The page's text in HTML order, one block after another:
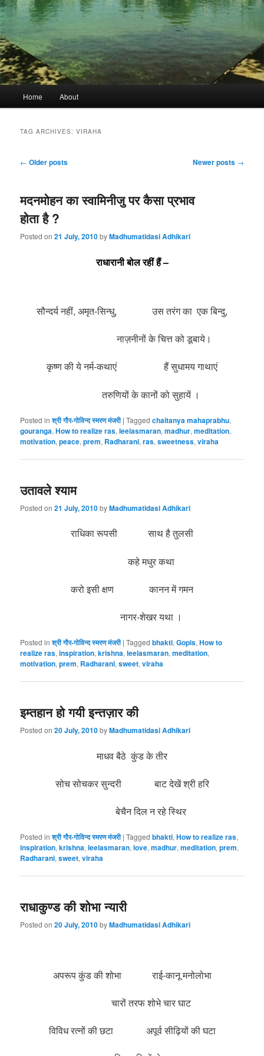
Home About
TAG ARCHIVES:VIRAHA
Post
← Older posts Newer posts →
मदनमोहन का स्वामिनीजु पर कैसा प्रभाव
होता है ?
Posted on21 July, 2010byMadhumatidasi Adhikari
राधारानी बोल रहीं हैं –
सौन्दर्य नहीं, अमृत-सिन्धु, उस तरंग का एक बिन्दु,
नाज़नीनों के चित्त को डूबाये।
कृष्ण की ये नर्म-कथाएं हैं सुधामय गाथाएं
तरुणियों के कानों को सुहायें ।
Posted in श्री गौर-गोविन्द स्मरण मंजरी |Tagged chaitanya mahaprabhu,
gouranga,How to realize ras,leelasmaran,madhur,meditation,
motivation,peace,prem, Radharani,ras,sweetness,viraha
उतावले श्याम
Posted on21 July, 2010byMadhumatidasi Adhikari
राधिका रूपसी साथ है तुलसी
कहे मधुर कथा
करो इसी क्षण कानन में गमन
नागर-शेखर यथा ।
Posted in श्री गौर-गोविन्द स्मरण मंजरी |Tagged bhakti,Gopis,How to
realize ras,inspiration,krishna,leelasmaran,meditation,
motivation,prem, Radharani,sweet,viraha
इम्तहान हो गयी इन्तज़ार की
Posted on20 July, 2010byMadhumatidasi Adhikari
माधव बैठे कुंड के तीर
सोच सोचकर सुन्दरी बाट देखें श्री हरि
बेचैन दिल न रहे स्थिर
Posted in श्री गौर-गोविन्द स्मरण मंजरी |Tagged bhakti,How to realize ras,
inspiration,krishna,leelasmaran,love,madhur,meditation,prem,
Radharani,sweet,viraha
राधाकुण्ड की शोभा न्यारी
Posted on20 July, 2010byMadhumatidasi Adhikari
अपरूप कुंड की शोभा राई-कानू मनोलोभा
चारों तरफ शोभे चार घाट
विविध रत्नों की छटा अपूर्व सीढ़ियों की घटा